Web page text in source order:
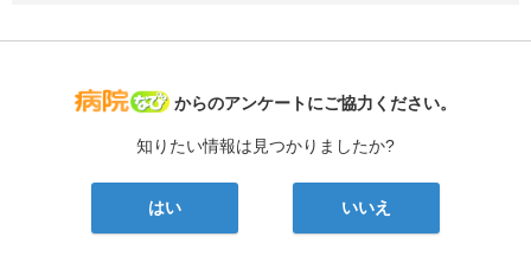
病院なび
からのアンケートにご協力ください。
知りたい情報は見つかりましたか?
はい いいえ